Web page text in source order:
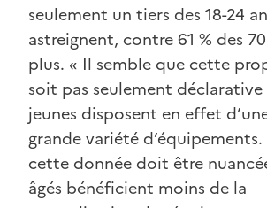
seulement un tiers des 18-24
astreignent, contre 61 % des
plus. « Il semble que cette
soit pas seulement déclarative
jeunes disposent en effet
grande variété
cette donnée doit être
âgés bénéficient moins de la